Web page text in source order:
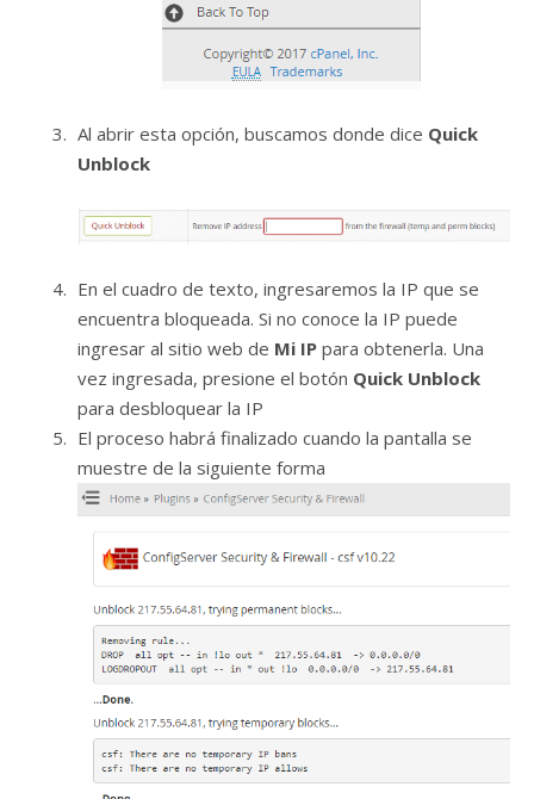
Al abrir esta opción, buscamos donde dice Quick
Unblock
En el cuadro de texto, ingresaremos la IP que se
encuentra bloqueada. Si no conoce la IP puede
ingresar al sitio web de Mi IP para obtenerla. Una
vez ingresada, presione el botón Quick Unblock
para desbloquear la IP
El proceso habrá finalizado cuando la pantalla se
muestre de la siguiente forma